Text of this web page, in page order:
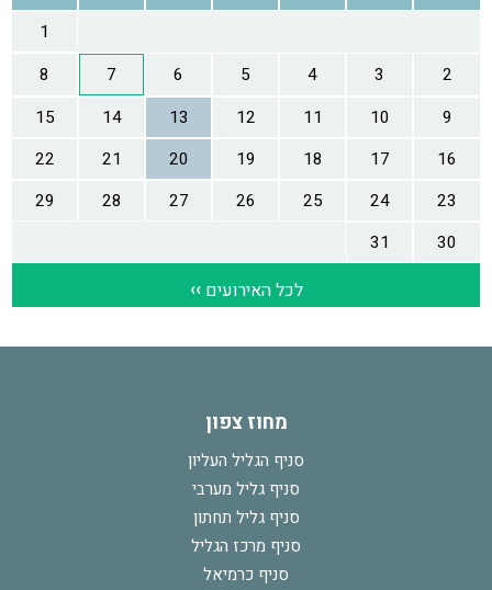
מחוז צפון
סניף הגליל העליון
סניף גליל מערבי
סניף גליל תחתון
סניף מרכז הגליל
סניף כרמיאל